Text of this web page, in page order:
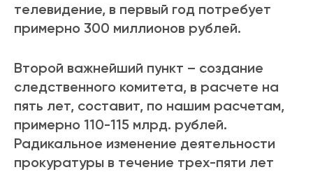
телевидение, в первый год потребует
примерно 300 миллионов рублей.
Второй важнейший пункт – создание
следственного комитета, в расчете на
пять лет, составит, по нашим расчетам,
примерно 110-115 млрд. рублей.
Радикальное изменение деятельности
прокуратуры в течение трех-пяти лет